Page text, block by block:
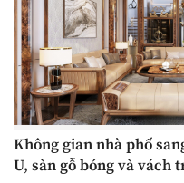
Không gian nhà phố
U, sàn gỗ bóng và vách